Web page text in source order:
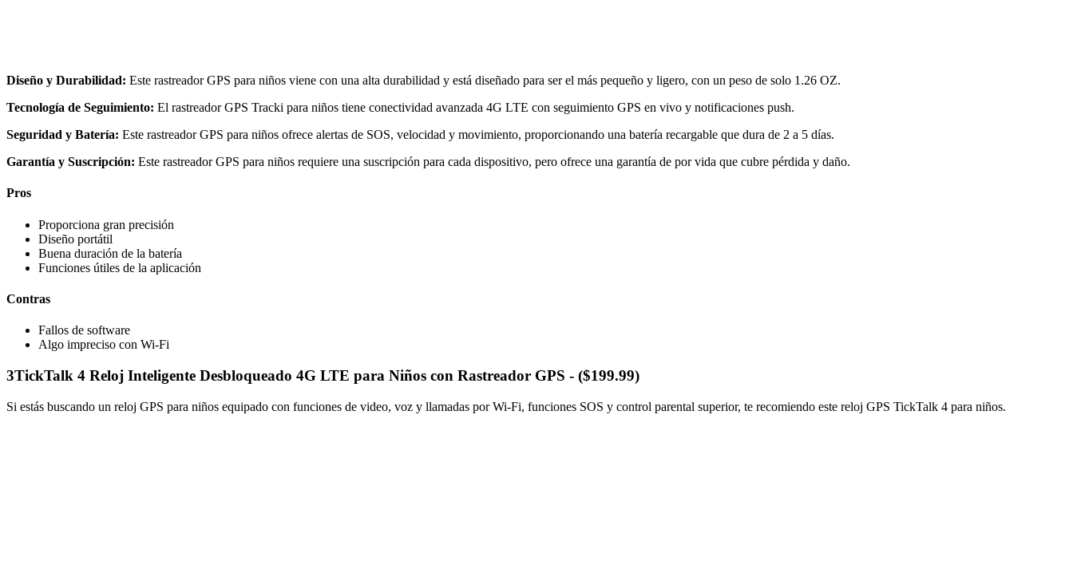
Diseño y Durabilidad: Este rastreador GPS para niños viene con una alta durabilidad y está diseñado para ser el más pequeño y ligero, con un peso de solo 1.26 OZ.
Tecnología de Seguimiento: El rastreador GPS Tracki para niños tiene conectividad avanzada 4G LTE con seguimiento GPS en vivo y notificaciones push.
Seguridad y Batería: Este rastreador GPS para niños ofrece alertas de SOS, velocidad y movimiento, proporcionando una batería recargable que dura de 2 a 5 días.
Garantía y Suscripción: Este rastreador GPS para niños requiere una suscripción para cada dispositivo, pero ofrece una garantía de por vida que cubre pérdida y daño.
Pros
Proporciona gran precisión
Diseño portátil
Buena duración de la batería
Funciones útiles de la aplicación
Contras
Fallos de software
Algo impreciso con Wi-Fi
3TickTalk 4 Reloj Inteligente Desbloqueado 4G LTE para Niños con Rastreador GPS - ($199.99)
Si estás buscando un reloj GPS para niños equipado con funciones de video, voz y llamadas por Wi-Fi, funciones SOS y control parental superior, te recomiendo este reloj GPS TickTalk 4 para niños.